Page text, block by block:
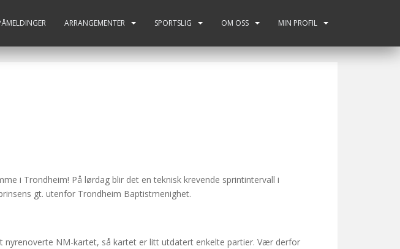
ARRANGEMENTER SPORTSLIG OM OSS MIN PROFIL
i Trondheim! På lørdag blir det en teknisk krevende sprintintervall i
gt. utenfor Trondheim Baptistmenighet.
nyrenoverte NM-kartet, så kartet er litt utdatert enkelte partier. Vær derfor